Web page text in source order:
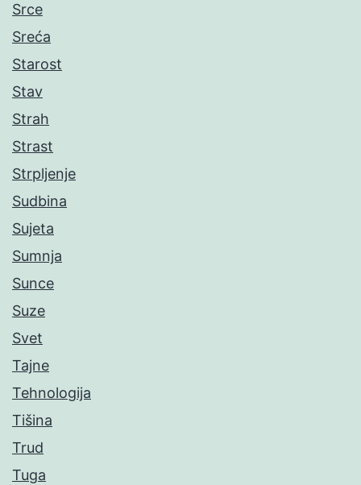
Srce
Sreća
Starost
Stav
Strah
Strast
Strpljenje
Sudbina
Sujeta
Sumnja
Sunce
Suze
Svet
Tajne
Tehnologija
Tišina
Trud
Tuga